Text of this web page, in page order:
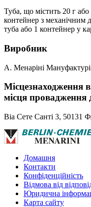
Туба, що містить 20 г
контейнер з механічним
туба або 1 контейнер у
Виробник
А. Менаріні
Місцезнаходження
місця провадження
Віа Сете Санті 3, 50131
Домашня
Контакти
Конфіденційність
Відмова від
Юридична
Карта сайту